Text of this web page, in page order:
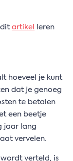
dit artikel
leren
hoeveel je kunt
dat je genoeg
te betalen
een beetje
jaar lang
vervelen.
verteld, is